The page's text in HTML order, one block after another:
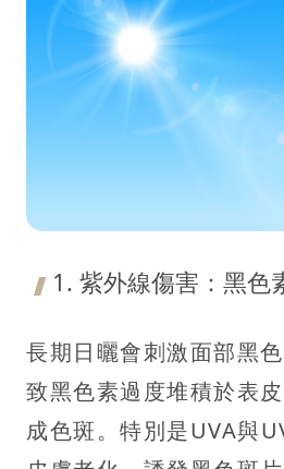
1. 紫外線傷害：黑色
長期日曬會刺激面部黑
致黑色素過度堆積於表
成色斑。特別是UVA與